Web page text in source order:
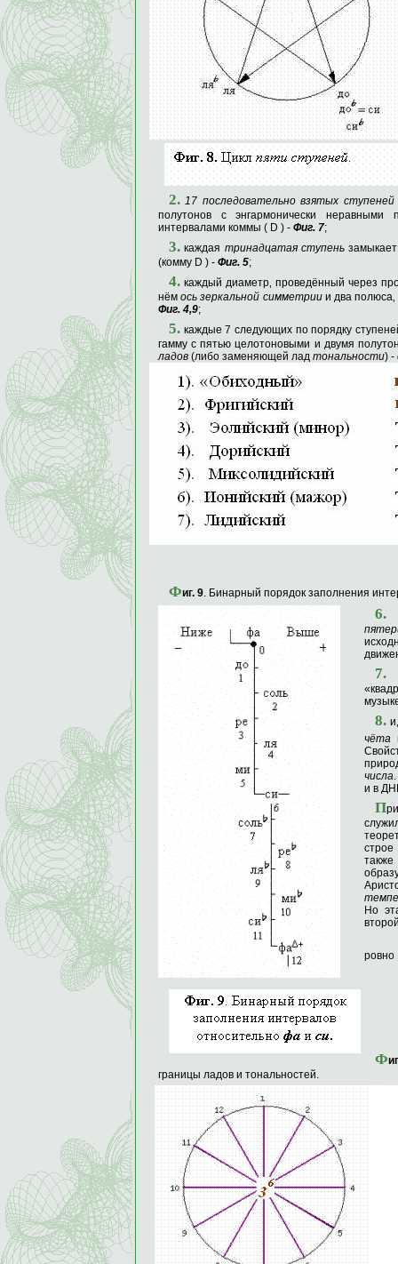
2. 17 последовательно взятых ступеней
полутонов с энгармонически
интервалами коммы ( D ) - Фиг. 7;
3. каждая тринадцатая ступеньзамыкает
(комму D ) - Фиг. 5;
4. каждый диаметр‚ проведённый через
нёмось зеркальной симметриии два
Фиг. 4‚9;
5. каждые 7 следующих по порядку
гамму с пятью целото­новыми и двумя
ладов (либо заменяющей лад тональности) -
Фиг. 9. Бинарный порядок заполнения
6.
7.
8.
чёта
числа
и в
П
также
Но
ровно
Фиг
границы ладов и тональностей.